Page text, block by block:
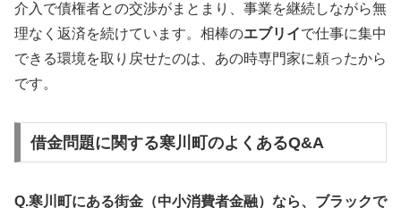
介入で債権者との交渉がまとまり、事業を継続しながら無
理なく返済を続けています。相棒のエブリイで仕事に集中
できる環境を取り戻せたのは、あの時専門家に頼ったから
です。
借金問題に関する寒川町のよくあるQ&A
Q.寒川町にある街金（中小消費者金融）なら、ブラックで